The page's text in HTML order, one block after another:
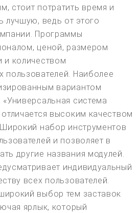
стоит потратить время и
лучшую, ведь от этого
Программы
ценой, размером
и количеством
пользователей. Наиболее
вариантом
система
высоким качеством
набор инструментов
и позволяет в
другие названия модулей.
индивидуальный
всех пользователей.
выбор тем заставок
ярлык, который